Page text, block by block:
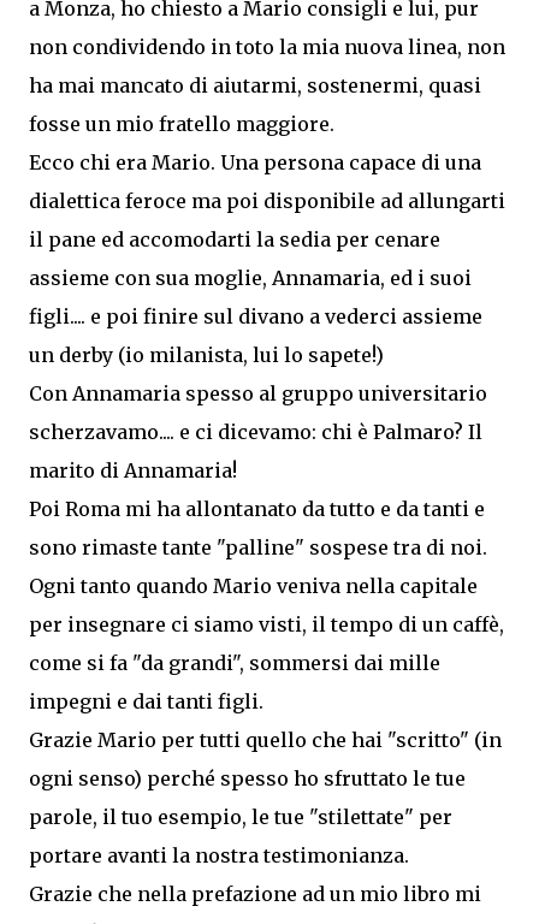
a Monza, ho chiesto a Mario consigli e lui, pur
non condividendo in toto la mia nuova linea, non
ha mai mancato di aiutarmi, sostenermi, quasi
fosse un mio fratello maggiore.
Ecco chi era Mario. Una persona capace di una
dialettica feroce ma poi disponibile ad allungarti
il pane ed accomodarti la sedia per cenare
assieme con sua moglie, Annamaria, ed i suoi
figli.... e poi finire sul divano a vederci assieme
un derby (io milanista, lui lo sapete!)
Con Annamaria spesso al gruppo universitario
scherzavamo.... e ci dicevamo: chi è Palmaro? Il
marito di Annamaria!
Poi Roma mi ha allontanato da tutto e da tanti e
sono rimaste tante "palline" sospese tra di noi.
Ogni tanto quando Mario veniva nella capitale
per insegnare ci siamo visti, il tempo di un caffè,
come si fa "da grandi", sommersi dai mille
impegni e dai tanti figli.
Grazie Mario per tutti quello che hai "scritto" (in
ogni senso) perché spesso ho sfruttato le tue
parole, il tuo esempio, le tue "stilettate" per
portare avanti la nostra testimonianza.
Grazie che nella prefazione ad un mio libro mi